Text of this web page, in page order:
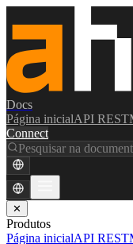
Docs
Página inicialAPI REST
Connect
Pesquisar na
✕
Produtos
Página inicialAPI REST